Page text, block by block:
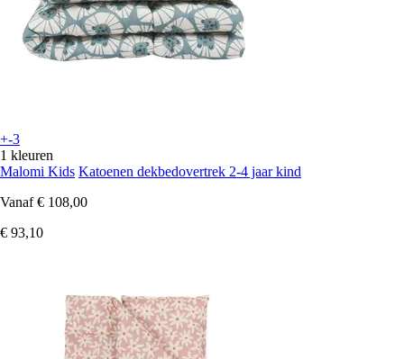
+-3
1 kleuren
Malomi Kids Katoenen dekbedovertrek 2-4 jaar kind
Vanaf € 108,00
€ 93,10